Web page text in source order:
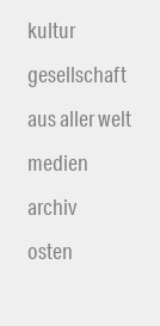
kultur
gesellschaft
aus aller welt
medien
archiv
osten